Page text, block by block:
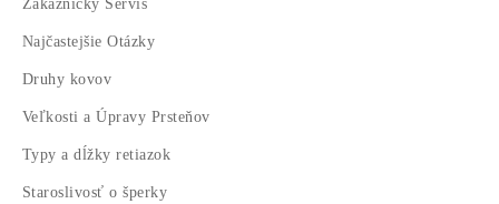
Zákaznícky Servis
Najčastejšie Otázky
Druhy kovov
Veľkosti a Úpravy Prsteňov
Typy a dĺžky retiazok
Staroslivosť o šperky